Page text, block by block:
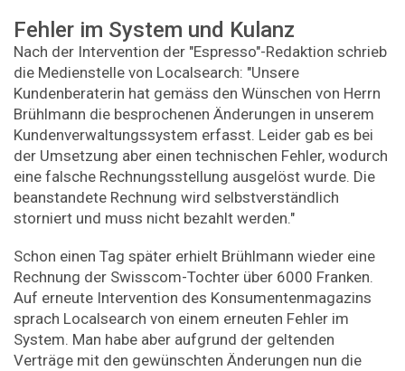
Fehler im System und Kulanz
Nach der Intervention der "Espresso"-Redaktion schrieb
die Medienstelle von Localsearch: "Unsere
Kundenberaterin hat gemäss den Wünschen von Herrn
Brühlmann die besprochenen Änderungen in unserem
Kundenverwaltungssystem erfasst. Leider gab es bei
der Umsetzung aber einen technischen Fehler, wodurch
eine falsche Rechnungsstellung ausgelöst wurde. Die
beanstandete Rechnung wird selbstverständlich
storniert und muss nicht bezahlt werden."
Schon einen Tag später erhielt Brühlmann wieder eine
Rechnung der Swisscom-Tochter über 6000 Franken.
Auf erneute Intervention des Konsumentenmagazins
sprach Localsearch von einem erneuten Fehler im
System. Man habe aber aufgrund der geltenden
Verträge mit den gewünschten Änderungen nun die